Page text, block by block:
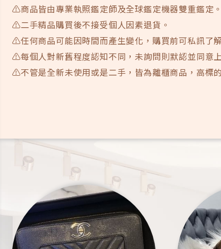
⚠️商品皆由專業執照鑑定師及全球鑑定機器雙重鑑定
⚠️二手精品購買後不接受個人因素退貨。
⚠️任何商品可能因時間而產生變化，購買前可私訊了
⚠️每個人對新舊程度認知不同，未詢問則默認並同意
⚠️不管是全新未使用或是二手，皆為離櫃商品，高標